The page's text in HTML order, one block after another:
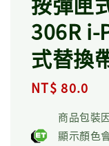
306R i-
式替換
Regular
NT$ 80.0
商品包裝
顯示顏色